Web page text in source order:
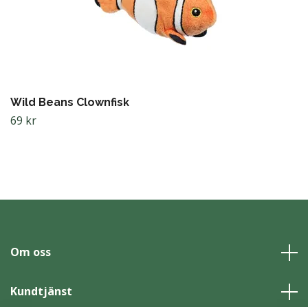
Wild Beans Clownfisk
69 kr
Om oss
Kundtjänst